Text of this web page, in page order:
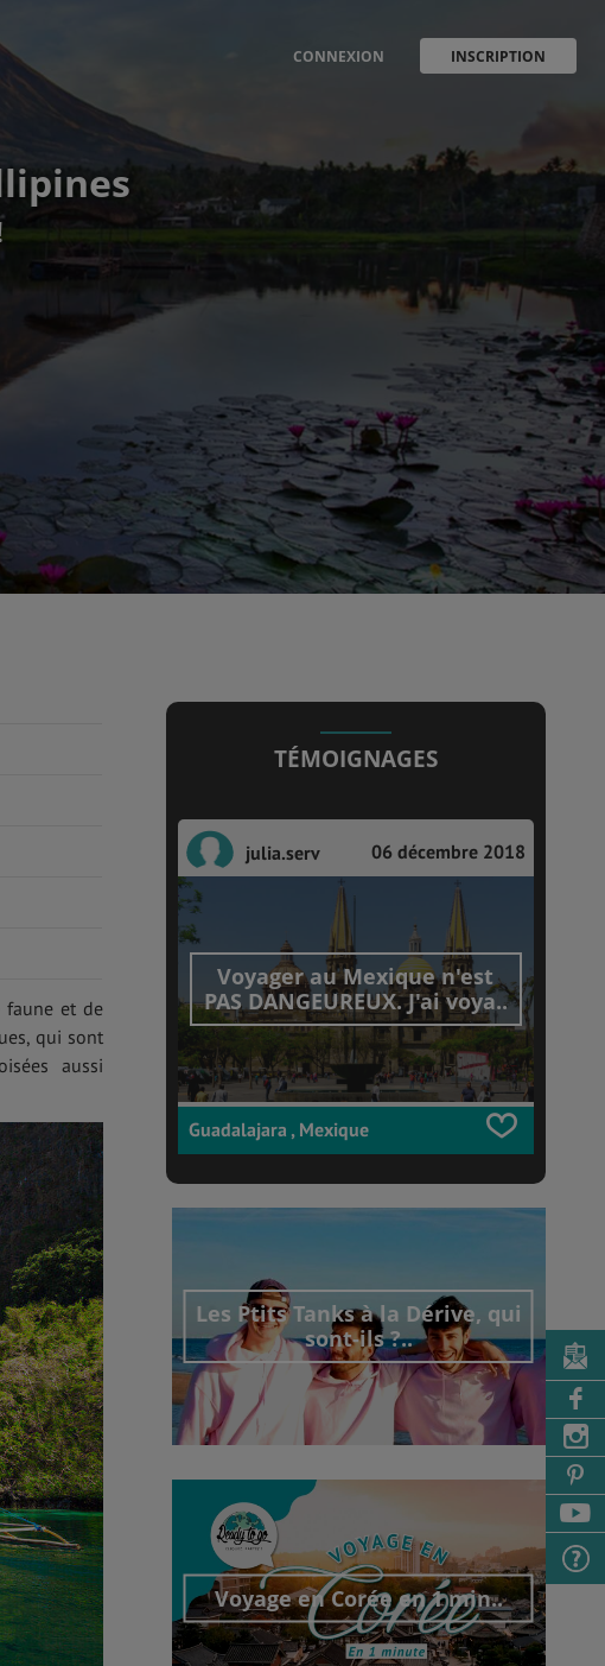
CONNEXION INSCRIPTION
faune et de
qui sont
aussi
TÉMOIGNAGES
julia.serv 06 décembre 2018
Voyager au Mexique n'est
PAS DANGEUREUX. J'ai voya..
Guadalajara , Mexique
Les Ptits Tanks à la Dérive, qui
sont-ils ?..
Découvrir cet interview
Voyage en Corée en 1 min..